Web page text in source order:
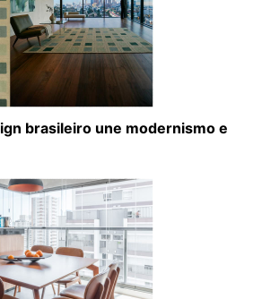
brasileiro une modernismo e